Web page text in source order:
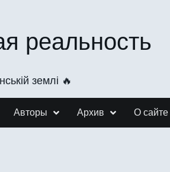
реальность
землі 🔥
Авторы Архив О сайте